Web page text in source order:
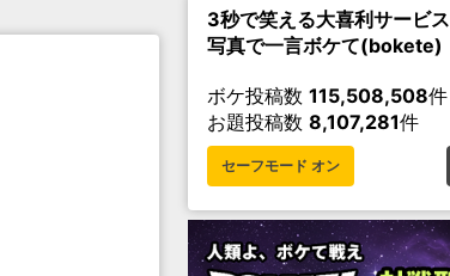
3秒で笑える大喜利サービス
写真で一言ボケて(bokete)
ボケ投稿数 115,508,508件
お題投稿数 8,107,281件
セーフモード オン